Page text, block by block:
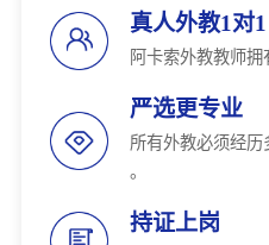
真人外教1对1
阿卡索外教教师拥
严选更专业
所有外教必须经
。
持证上岗